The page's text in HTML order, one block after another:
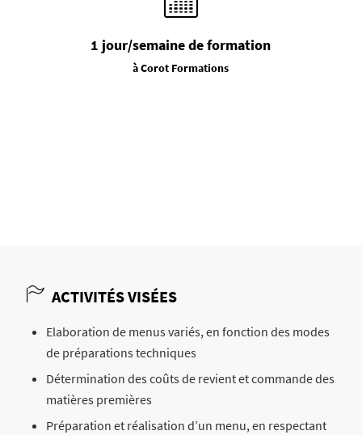
1 jour/semaine de formation
à Corot Formations
ACTIVITÉS VISÉES
Elaboration de menus variés, en fonction des modes
de préparations techniques
Détermination des coûts de revient et commande des
matières premières
Préparation et réalisation d’un menu, en respectant